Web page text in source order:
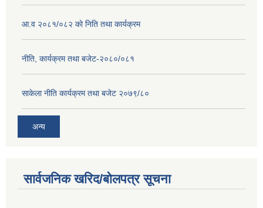
आ.व २०८१/०८२ को निति तथा कार्यक्रम
नीति, कार्यक्रम तथा बजेट-२०८०/०८१
साकेला नीति कार्यक्रम तथा बजेट २०७९/८०
अन्य
सार्वजनिक खरिद/बोलपत्र सूचना